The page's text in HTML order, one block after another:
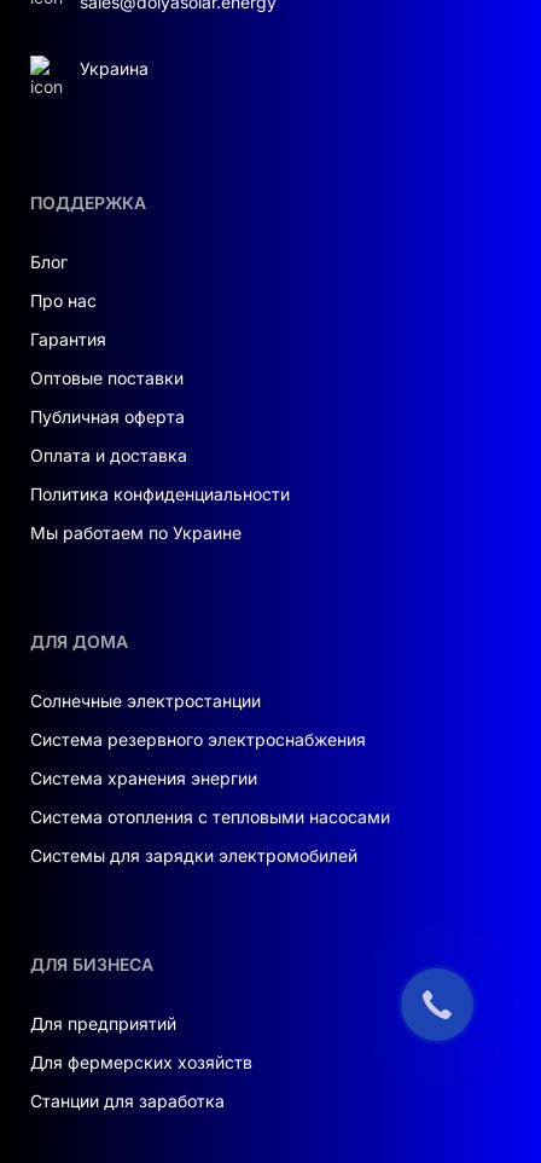
ПОДДЕРЖКА
Блог
Про нас
Гарантия
Оптовые поставки
Публичная оферта
Оплата и доставка
Политика конфиденциальности
Мы работаем по Украине
ДЛЯ ДОМА
Солнечные электростанции
Система резервного электроснабжения
Система хранения энергии
Система отопления с тепловыми насосами
Системы для зарядки электромобилей
ДЛЯ БИЗНЕСА
Для предприятий
Для фермерских хозяйств
Станции для заработка
Украина